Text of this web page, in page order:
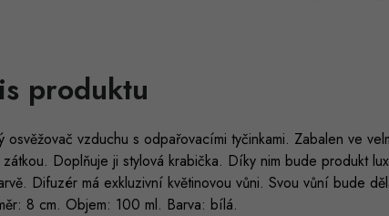
produktu
osvěžovač vzduchu s odpařovacími tyčinkami. Zabalen ve
Doplňuje ji stylová krabička. Díky nim bude produkt
Difuzér má exkluzivní květinovou vůni. Svou vůní bude
8 cm. Objem: 100 ml. Barva: bílá.